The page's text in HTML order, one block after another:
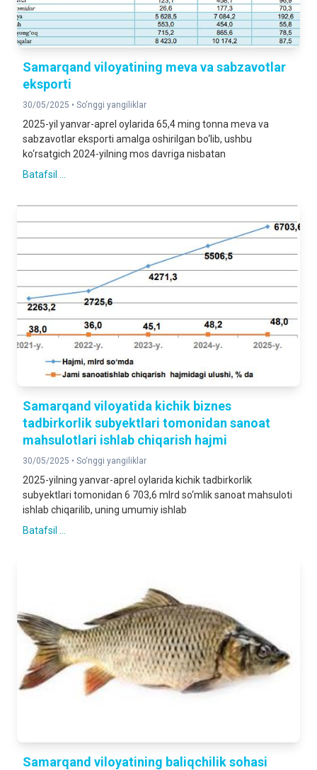
Samarqand viloyatining meva va sabzavotlar
eksporti
30/05/2025 • So‘nggi yangiliklar
2025-yil yanvar-aprel oylarida 65,4 ming tonna meva va
sabzavotlar eksporti amalga oshirilgan bo‘lib, ushbu
ko‘rsatgich 2024-yilning mos davriga nisbatan
Batafsil ...
Samarqand viloyatida kichik biznes
tadbirkorlik subyektlari tomonidan sanoat
mahsulotlari ishlab chiqarish hajmi
30/05/2025 • So‘nggi yangiliklar
2025-yilning yanvar-aprel oylarida kichik tadbirkorlik
subyektlari tomonidan 6 703,6 mlrd so‘mlik sanoat mahsuloti
ishlab chiqarilib, uning umumiy ishlab
Batafsil ...
Samarqand viloyatining baliqchilik sohasi